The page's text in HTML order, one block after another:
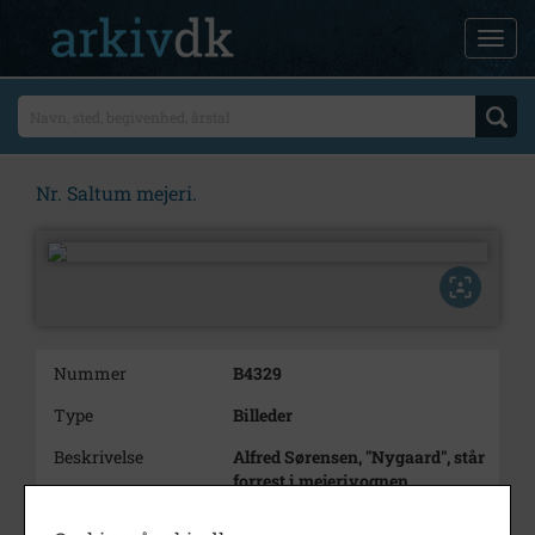
Nr. Saltum mejeri.
Nummer
B4329
Type
Billeder
Beskrivelse
Alfred Sørensen, "Nygaard", står
forrest i mejerivognen